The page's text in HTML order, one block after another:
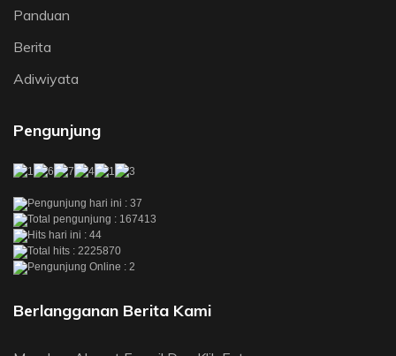
Panduan
Berita
Adiwiyata
Pengunjung
Pengunjung hari ini : 37
Total pengunjung : 167413
Hits hari ini : 44
Total hits : 2225870
Pengunjung Online : 2
Berlangganan Berita Kami